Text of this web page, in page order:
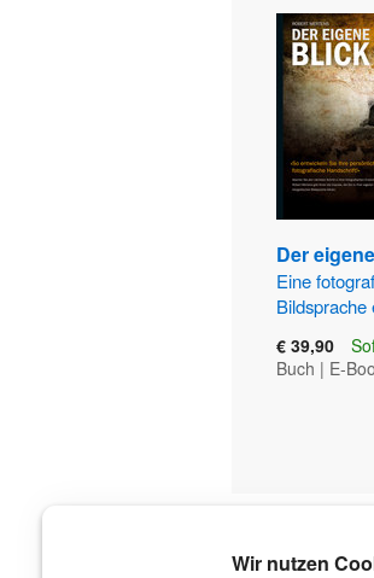
Wir nutzen
Der
Eine
Bildsprache
€ 39,90
Buch | E-
Über uns